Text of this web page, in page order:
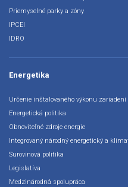
Priemyselné parky a zóny
IPCEI
IDRO
Energetika
Určenie inštalovaného výkonu zariadení
Energetická politika
Obnoviteľné zdroje energie
Integrovaný národný energetický a
Surovinová politika
Legislatíva
Medzinárodná spolupráca